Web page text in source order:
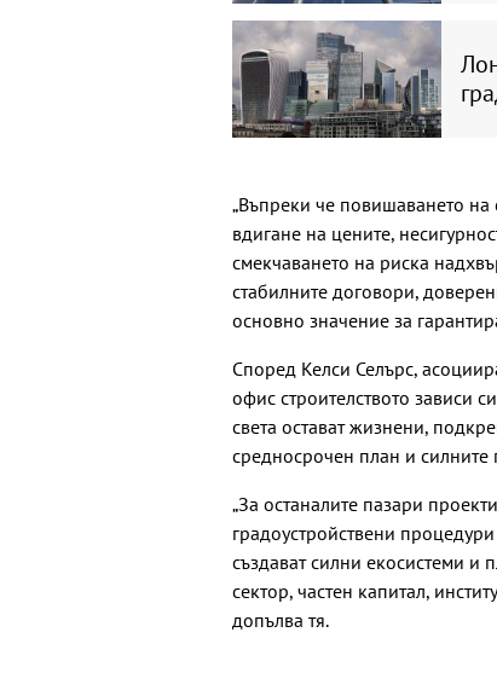
„Въпреки че повишаването на
вдигане на цените,
смекчаването на риска
стабилните договори,
основно значение за
Според Келси Селърс,
офис строителството зависи
света остават жизнени,
средносрочен план и силните
„За останалите пазари
градоустройствени
създават силни екосистеми и
сектор, частен капитал,
допълва тя.